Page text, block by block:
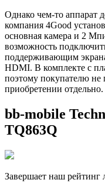
Однако чем-то аппарат
компания 4Good
основная камера и 2
возможность
поддерживающим
HDMI. В комплекте с
поэтому покупателю не
приобретении отдельно.
bb-mobile
TQ863Q
Завершает наш рейтинг